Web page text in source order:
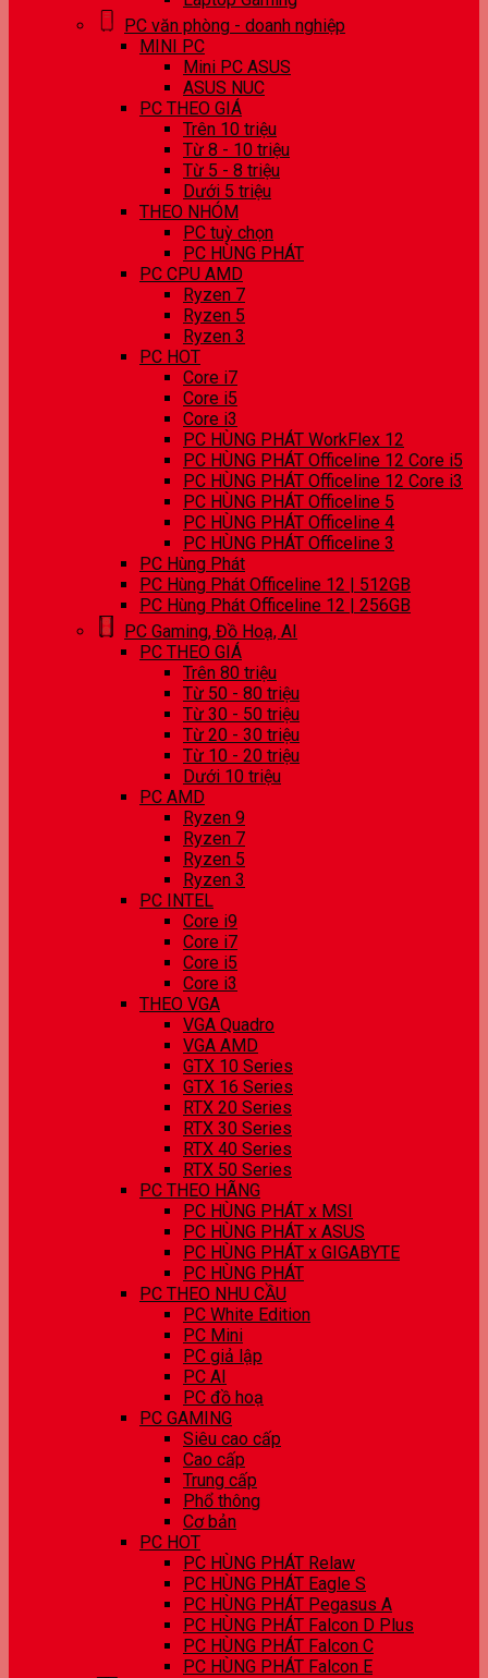
PC văn phòng - doanh nghiệp
MINI PC
Mini PC ASUS
ASUS NUC
PC THEO GIÁ
Trên 10 triệu
Từ 8 - 10 triệu
Từ 5 - 8 triệu
Dưới 5 triệu
THEO NHÓM
PC tuỳ chọn
PC HÙNG PHÁT
PC CPU AMD
Ryzen 7
Ryzen 5
Ryzen 3
PC HOT
Core i7
Core i5
Core i3
PC HÙNG PHÁT WorkFlex 12
PC HÙNG PHÁT Officeline 12 Core i5
PC HÙNG PHÁT Officeline 12 Core i3
PC HÙNG PHÁT Officeline 5
PC HÙNG PHÁT Officeline 4
PC HÙNG PHÁT Officeline 3
PC Hùng Phát
PC Hùng Phát Officeline 12 | 512GB
PC Hùng Phát Officeline 12 | 256GB
PC Gaming, Đồ Hoạ, AI
PC THEO GIÁ
Trên 80 triệu
Từ 50 - 80 triệu
Từ 30 - 50 triệu
Từ 20 - 30 triệu
Từ 10 - 20 triệu
Dưới 10 triệu
PC AMD
Ryzen 9
Ryzen 7
Ryzen 5
Ryzen 3
PC INTEL
Core i9
Core i7
Core i5
Core i3
THEO VGA
VGA Quadro
VGA AMD
GTX 10 Series
GTX 16 Series
RTX 20 Series
RTX 30 Series
RTX 40 Series
RTX 50 Series
PC THEO HÃNG
PC HÙNG PHÁT x MSI
PC HÙNG PHÁT x ASUS
PC HÙNG PHÁT x GIGABYTE
PC HÙNG PHÁT
PC THEO NHU CẦU
PC White Edition
PC Mini
PC giả lập
PC AI
PC đồ hoạ
PC GAMING
Siêu cao cấp
Cao cấp
Trung cấp
Phổ thông
Cơ bản
PC HOT
PC HÙNG PHÁT Relaw
PC HÙNG PHÁT Eagle S
PC HÙNG PHÁT Pegasus A
PC HÙNG PHÁT Falcon D Plus
PC HÙNG PHÁT Falcon C
PC HÙNG PHÁT Falcon E